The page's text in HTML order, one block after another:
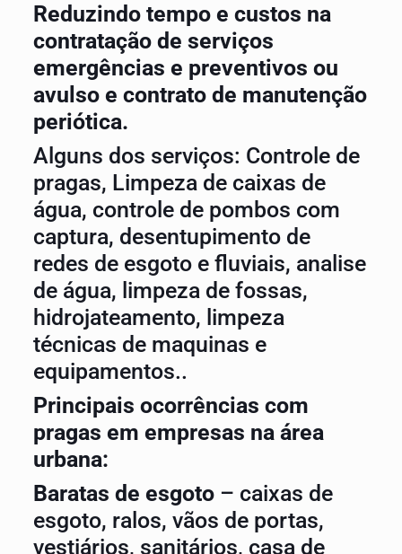
Reduzindo tempo e custos na
contratação de serviços
emergências e preventivos ou
avulso e contrato de manutenção
periótica.
Alguns dos serviços: Controle de
pragas, Limpeza de caixas de
água, controle de pombos com
captura, desentupimento de
redes de esgoto e fluviais, analise
de água, limpeza de fossas,
hidrojateamento, limpeza
técnicas de maquinas e
equipamentos..
Principais ocorrências com
pragas em empresas na área
urbana:
Baratas de esgoto– caixas de
esgoto, ralos, vãos de portas,
vestiários, sanitários, casa de